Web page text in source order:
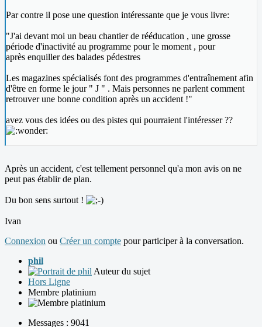
Par contre il pose une question intéressante que je vous livre:
"J'ai devant moi un beau chantier de rééducation , une grosse
période d'inactivité au programme pour le moment , pour
après enquiller des balades pédestres
Les magazines spécialisés font des programmes d'entraînement afin
d'être en forme le jour " J " . Mais personnes ne parlent comment
retrouver une bonne condition après un accident !"
avez vous des idées ou des pistes qui pourraient l'intéresser ??
Après un accident, c'est tellement personnel qu'a mon avis on ne
peut pas établir de plan.
Du bon sens surtout !
Ivan
Connexion ou Créer un compte pour participer à la conversation.
phil
Auteur du sujet
Hors Ligne
Membre platinium
Messages : 9041